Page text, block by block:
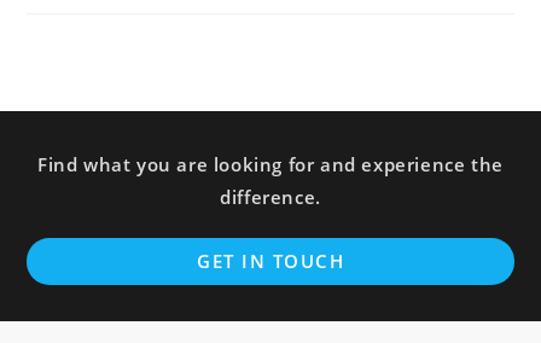
Find what you are looking for and experience the
difference.
GET IN TOUCH